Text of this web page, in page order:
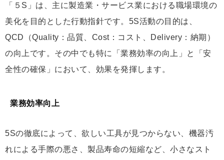
「５S」は、主に製造業・サービス業における職場環境の
美化を目的とした行動指針です。5S活動の目的は、
QCD（Quality：品質、Cost：コスト、Delivery：納期）
の向上です。その中でも特に「業務効率の向上」と「安
全性の確保」において、効果を発揮します。
業務効率向上
5Sの徹底によって、欲しい工具が見つからない、機器汚
れによる手際の悪さ、製品寿命の短縮など、小さなスト